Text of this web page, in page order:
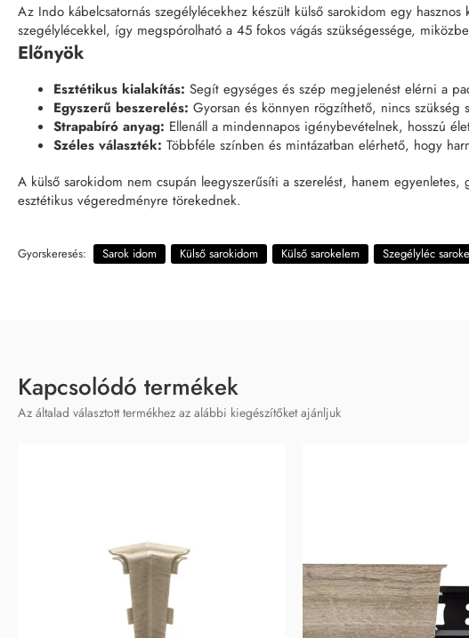
Az Indo kábelcsatornás szegélylécekhez készült külső sarokidom egy
szegélylécekkel, így megspórolható a 45 fokos vágás szükségessége,
Előnyök
Esztétikus kialakítás: Segít egységes és szép megjelenést elérni a
Egyszerű beszerelés: Gyorsan és könnyen rögzíthető, nincs szükség
Strapabíró anyag: Ellenáll a mindennapos igénybevételnek, hosszú
Széles választék: Többféle színben és mintázatban elérhető, hogy
A külső sarokidom nem csupán leegyszerűsíti a szerelést, hanem
esztétikus végeredményre törekednek.
Gyorskeresés: Sarok idom Külső sarokidom Külső sarokelem Szegélyléc
Kapcsolódó termékek
Az általad választott termékhez az alábbi kiegészítőket ajánljuk